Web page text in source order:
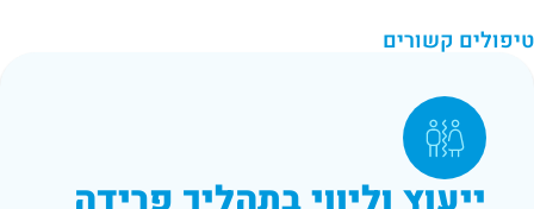
טיפולים קשורים